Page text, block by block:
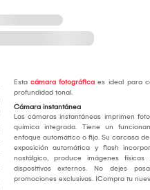
Esta cámara fotográficaes ideal para
profundidad tonal.
Cámara instantánea
Las cámaras instantáneas imprimen
química integrada. Tiene un
enfoque automático o fijo. Su carcasa
exposición automática y flash
nostálgico, produce imágenes
dispositivos externos. No dejes
promociones exclusivas. ¡Compra tu